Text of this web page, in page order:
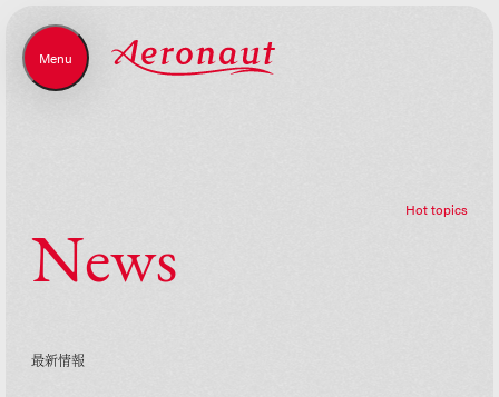
Menu
News
最新情報
Hottopics